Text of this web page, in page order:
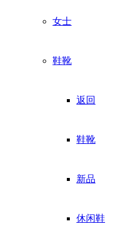
女士
鞋靴
返回
鞋靴
新品
休闲鞋